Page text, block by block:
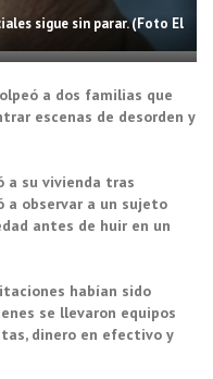
sigue sin parar. (Foto El
a dos familias que
escenas de desorden y
a su vivienda tras
a observar a un sujeto
antes de huir en un
habían sido
se llevaron equipos
dinero en efectivo y